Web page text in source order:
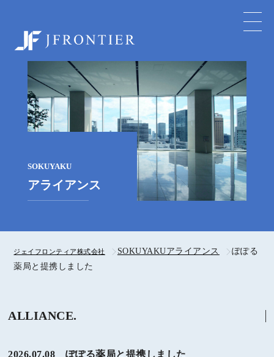
SOKUYAKU
アライアンス
ジェイフロンティア株式会社 SOKUYAKUアライアンス
ぽぽる
薬局と提携しました
ALLIANCE.
2026.07.08 ぽぽる薬局と提携しました